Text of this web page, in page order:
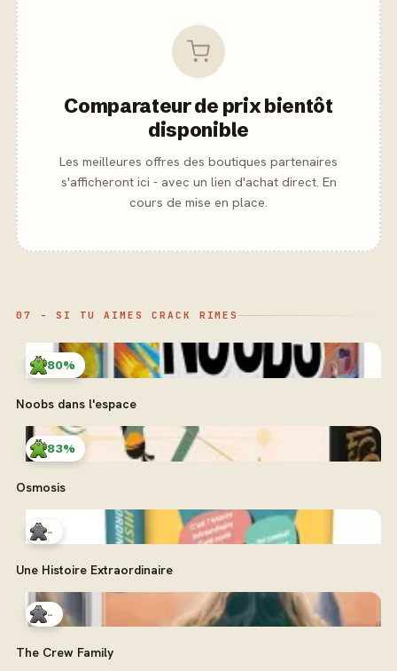
Comparateur de prix bientôt
disponible
Les meilleures offres des boutiques partenaires
s'afficheront ici - avec un lien d'achat direct. En
cours de mise en place.
07 - SI TU AIMES CRACK RIMES
80%
Noobs dans l'espace
83%
Osmosis
-
Une Histoire Extraordinaire
-
The Crew Family